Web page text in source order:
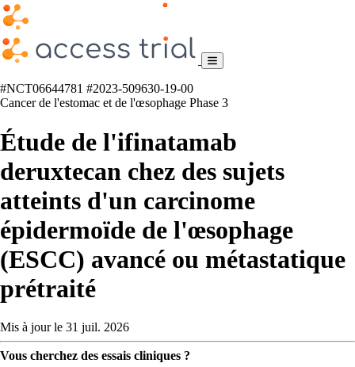
#NCT06644781 #2023-509630-19-00
Cancer de l'estomac et de l'œsophage Phase 3
Étude de l'ifinatamab
deruxtecan chez des sujets
atteints d'un carcinome
épidermoïde de l'œsophage
(ESCC) avancé ou métastatique
prétraité
Mis à jour le 31 juil. 2026
Vous cherchez des essais cliniques ?